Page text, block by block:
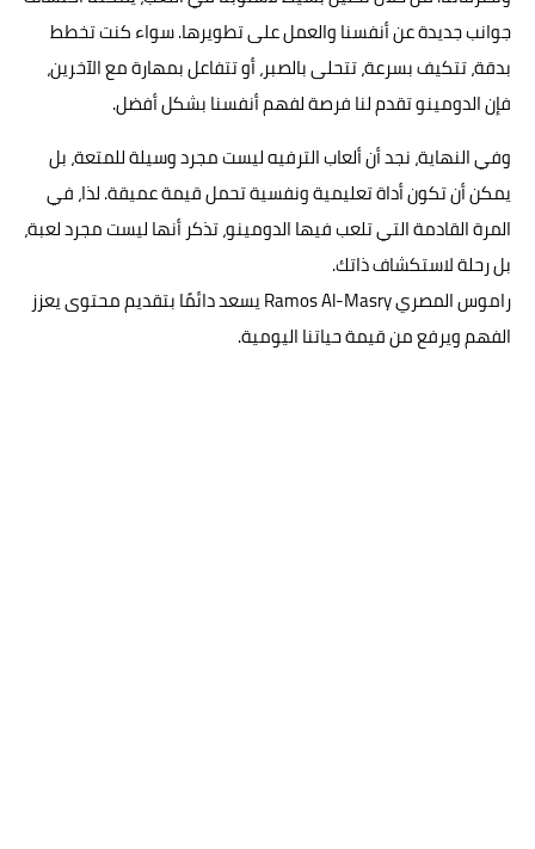
جوانب جديدة عن أنفسنا والعمل على تطويرها. سواء كنت تخطط
بدقة، تتكيف بسرعة، تتحلى بالصبر، أو تتفاعل بمهارة مع الآخرين،
فإن الدومينو تقدم لنا فرصة لفهم أنفسنا بشكل أفضل.
وفي النهاية، نجد أن ألعاب الترفيه ليست مجرد وسيلة للمتعة، بل
يمكن أن تكون أداة تعليمية ونفسية تحمل قيمة عميقة. لذا، في
المرة القادمة التي تلعب فيها الدومينو، تذكر أنها ليست مجرد لعبة،
بل رحلة لاستكشاف ذاتك.
راموس المصري Ramos Al-Masry يسعد دائمًا بتقديم محتوى يعزز
الفهم ويرفع من قيمة حياتنا اليومية.